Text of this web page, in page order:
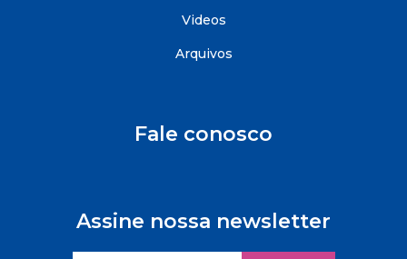
Videos
Arquivos
Fale conosco
Assine nossa newsletter